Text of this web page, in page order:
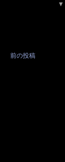
前の投稿
▼